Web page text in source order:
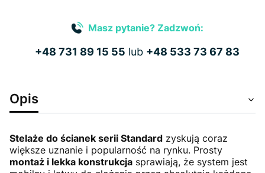
Masz pytanie? Zadzwoń:
+48 731 89 15 55 lub +48 533 73 67 83
Opis
Stelaże do ścianek serii Standard zyskują coraz
większe uznanie i popularność na rynku. Prosty
montaż i lekka konstrukcja sprawiają, że system jest